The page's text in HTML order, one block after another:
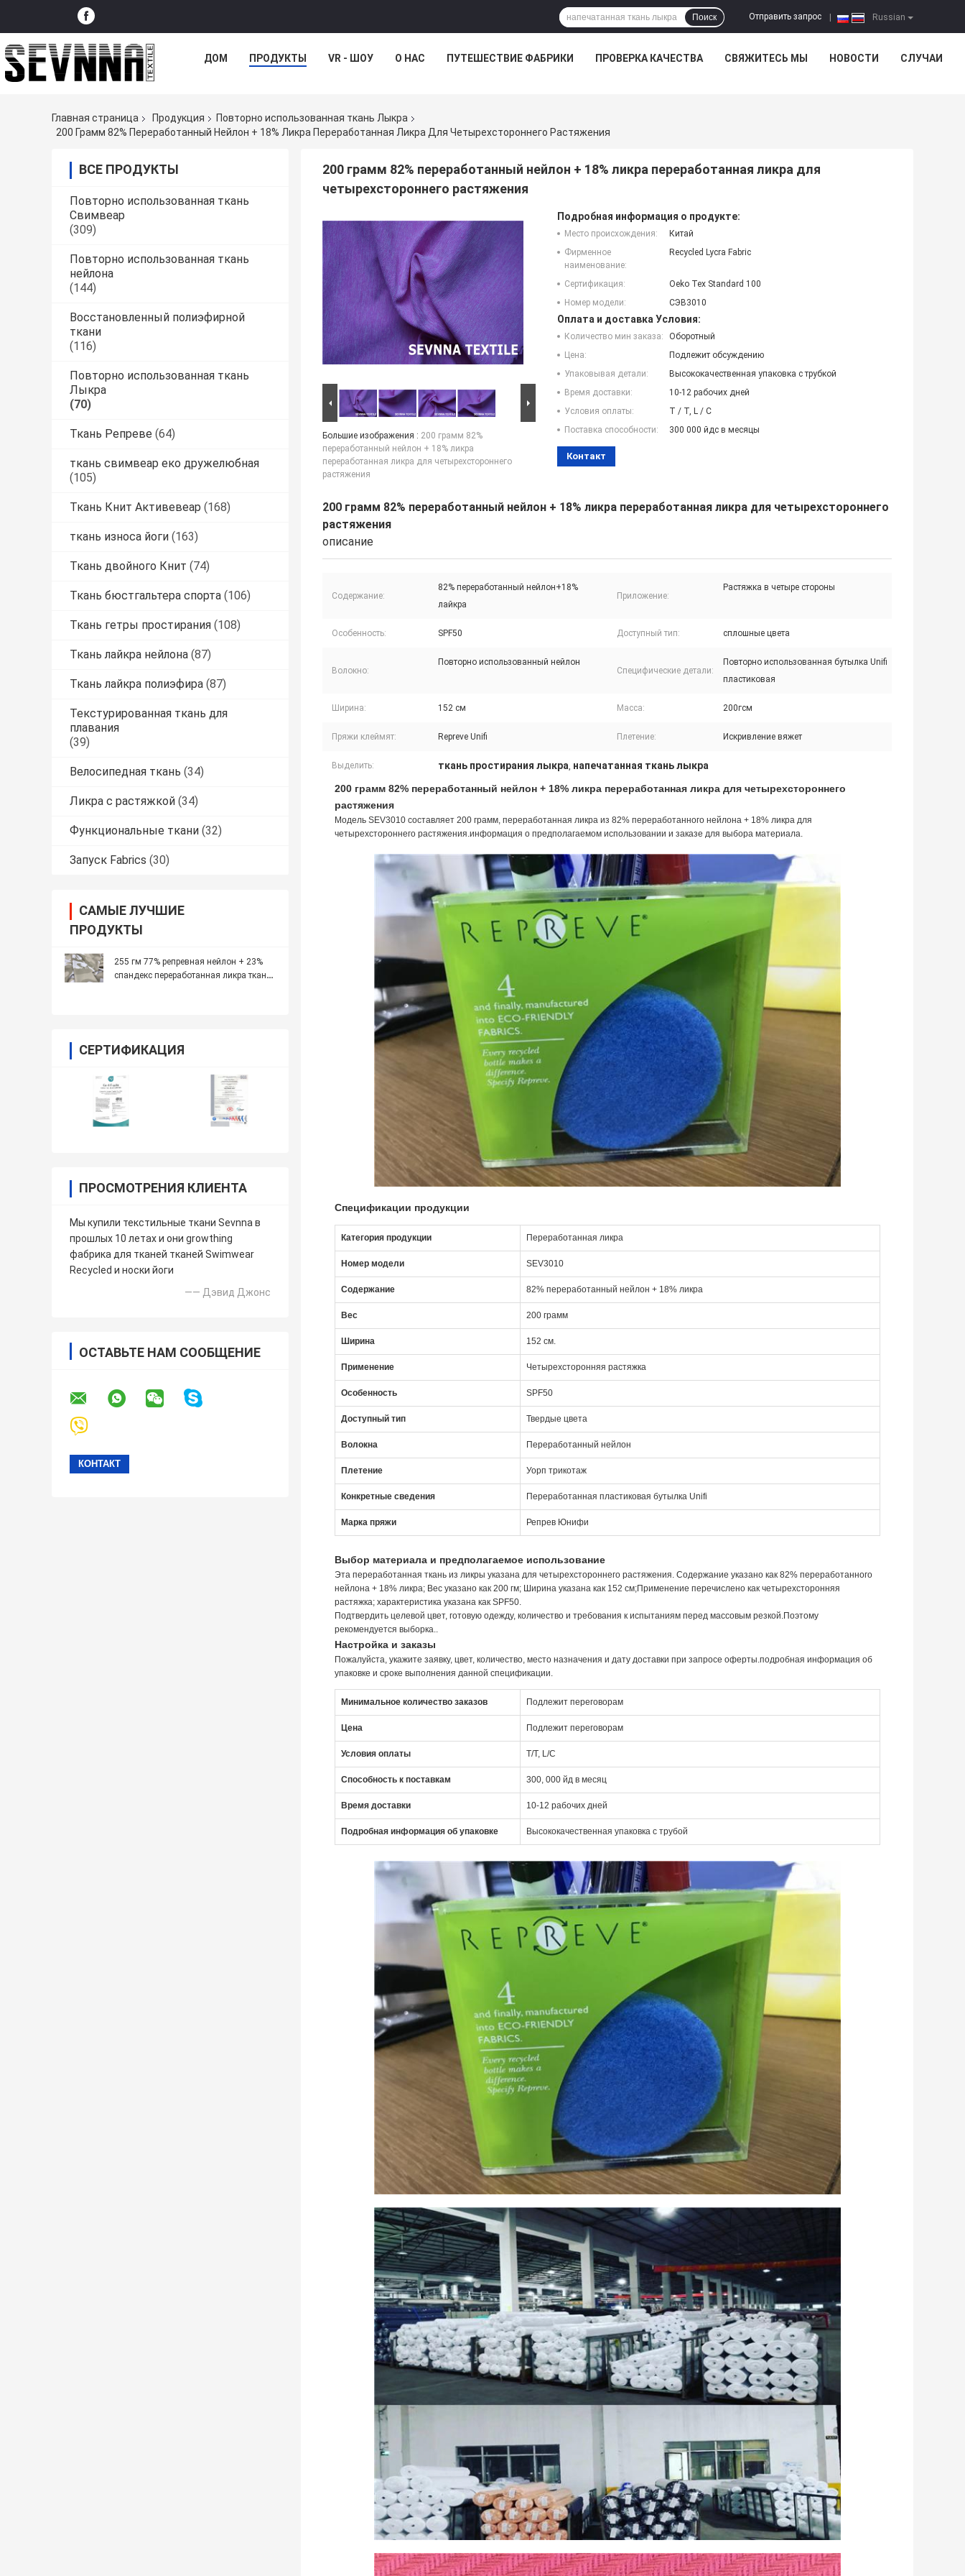
Russian
Отправить запрос
Поиск
ДОМ ПРОДУКТЫ VR - ШОУ О НАС ПУТЕШЕСТВИЕ ФАБРИКИ ПРОВЕРКА КАЧЕСТВА СВЯЖИТЕСЬ МЫ НОВОСТИ СЛУЧАИ
Главная страница Продукция
Повторно использованная ткань Лыкра
200 Грамм 82% Переработанный Нейлон + 18% Ликра Переработанная Ликра Для Четырехстороннего Растяжения
ВСЕ ПРОДУКТЫ
Повторно использованная ткань
Свимвеар
(309)
Повторно использованная ткань
нейлона
(144)
Восстановленный полиэфирной
ткани
(116)
Повторно использованная ткань
Лыкра
(70)
Ткань Репреве (64)
ткань свимвеар еко дружелюбная
(105)
Ткань Книт Активевеар (168)
ткань износа йоги (163)
Ткань двойного Книт (74)
Ткань бюстгальтера спорта (106)
Ткань гетры простирания (108)
Ткань лайкра нейлона (87)
Ткань лайкра полиэфира (87)
Текстурированная ткань для
плавания
(39)
Велосипедная ткань (34)
Ликра с растяжкой (34)
Функциональные ткани (32)
Запуск Fabrics (30)
САМЫЕ ЛУЧШИЕ
ПРОДУКТЫ
255 гм 77% репревная нейлон + 23%
спандекс переработанная ликра ткань
СЕРТИФИКАЦИЯ
ПРОСМОТРЕНИЯ КЛИЕНТА
Мы купили текстильные ткани Sevnna в
прошлых 10 летах и они growthing
фабрика для тканей тканей Swimwear
Recycled и носки йоги
—— Дэвид Джонс
ОСТАВЬТЕ НАМ СООБЩЕНИЕ
200 грамм 82% переработанный нейлон + 18% ликра переработанная ликра для
четырехстороннего растяжения
Большие изображения : 200 грамм 82%
переработанный нейлон + 18% ликра
переработанная ликра для четырехстороннего
растяжения
Подробная информация о продукте:
Место происхождения:
Китай
Фирменное
наименование:
Recycled Lycra Fabric
Сертификация:
Oeko Tex Standard 100
Номер модели:
СЭВ3010
Оплата и доставка Условия:
Количество мин заказа:
Оборотный
Цена:
Подлежит обсуждению
Упаковывая детали:
Высококачественная упаковка с трубкой
Время доставки:
10-12 рабочих дней
Условия оплаты:
T / T, L / C
Поставка способности:
300 000 йдс в месяцы
Контакт
200 грамм 82% переработанный нейлон + 18% ликра переработанная ликра для четырехстороннего
растяжения
описание
Содержание:
82% переработанный нейлон+18%
лайкра
Приложение:
Растяжка в четыре стороны
Особенность: SPF50 Доступный тип: сплошные цвета
Волокно:
Повторно использованный нейлон
Специфические детали:
Повторно использованная бутылка Unifi
пластиковая
Ширина: 152 см Масса: 200гсм
Пряжи клеймят: Repreve Unifi Плетение: Искривление вяжет
Выделить: ткань простирания лыкра напечатанная ткань лыкра
200 грамм 82% переработанный нейлон + 18% ликра переработанная ликра для четырехстороннего
растяжения
Модель SEV3010 составляет 200 грамм, переработанная ликра из 82% переработанного нейлона + 18% ликра для
четырехстороннего растяжения.информация о предполагаемом использовании и заказе для выбора материала.
Спецификации продукции
Категория продукции Переработанная ликра
Номер модели SEV3010
Содержание 82% переработанный нейлон + 18% ликра
Вес 200 грамм
Ширина 152 см.
Применение Четырехсторонняя растяжка
Особенность SPF50
Доступный тип Твердые цвета
Волокна Переработанный нейлон
Плетение Уорп трикотаж
Конкретные сведения Переработанная пластиковая бутылка Unifi
Марка пряжи Репрев Юнифи
Выбор материала и предполагаемое использование
Эта переработанная ткань из ликры указана для четырехстороннего растяжения. Содержание указано как 82% переработанного
нейлона + 18% ликра; Вес указано как 200 гм; Ширина указана как 152 см;Применение перечислено как четырехсторонняя
растяжка; характеристика указана как SPF50.
Подтвердить целевой цвет, готовую одежду, количество и требования к испытаниям перед массовым резкой.Поэтому
рекомендуется выборка..
Настройка и заказы
Пожалуйста, укажите заявку, цвет, количество, место назначения и дату доставки при запросе оферты.подробная информация об
упаковке и сроке выполнения данной спецификации.
Минимальное количество заказов Подлежит переговорам
Цена Подлежит переговорам
Условия оплаты T/T, L/C
Способность к поставкам 300, 000 йд в месяц
Время доставки 10-12 рабочих дней
Подробная информация об упаковке Высококачественная упаковка с трубой